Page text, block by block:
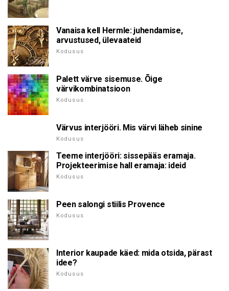
Vanaisa kell Hermle: juhendamise,
arvustused, ülevaateid
Kodusus
Palett värve sisemuse. Õige
värvikombinatsioon
Kodusus
Värvus interjööri. Mis värvi läheb sinine
Kodusus
Teeme interjööri: sissepääs eramaja.
Projekteerimise hall eramaja: ideid
Kodusus
Peen salongi stiilis Provence
Kodusus
Interior kaupade käed: mida otsida, pärast
idee?
Kodusus